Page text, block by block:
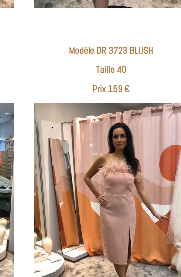
Modèle DR 3723 BLUSH
Taille 40
Prix 159 €